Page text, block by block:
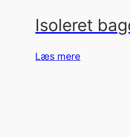
Isoleret
Læs mere